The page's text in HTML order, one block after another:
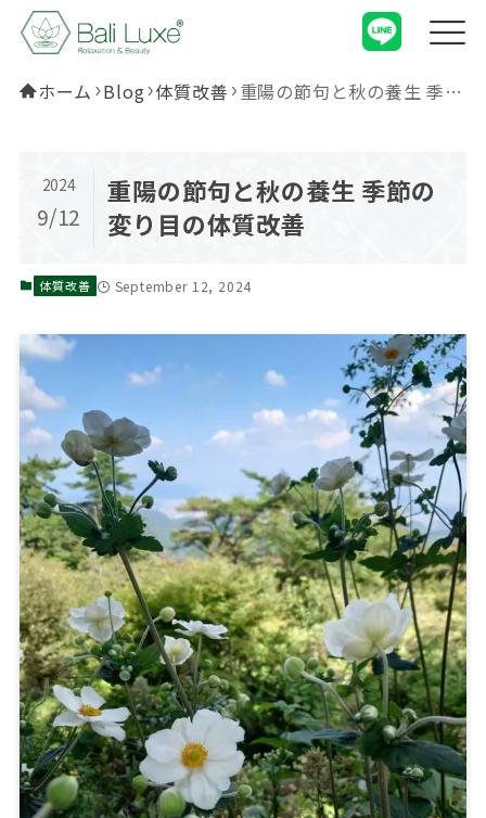
ホーム Blog 体質改善 重陽の節句と秋の養生 季節の変り目の体質改善
重陽の節句と秋の養生 季節の
変り目の体質改善
2024
9/12
体質改善 September 12, 2024